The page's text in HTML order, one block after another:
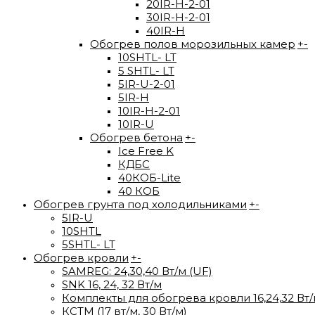
20IR-H-2-01
30IR-H-2-01
40IR-H
Обогрев полов морозильных камер +-
10SHTL- LT
5 SHTL- LT
5IR-U-2-01
5IR-H
10IR-H-2-01
10IR-U
Обогрев бетона +-
Ice Free K
КДБС
40КОБ-Lite
40 КОБ
Обогрев грунта под холодильниками +-
5IR-U
10SHTL
5SHTL- LT
Обогрев кровли +-
SAMREG: 24,30,40 Вт/м (UF)
SNK 16, 24, 32 Вт/м
Комплекты для обогрева кровли 16,24,32
КСТМ (17 вт/м, 30 Вт/м)